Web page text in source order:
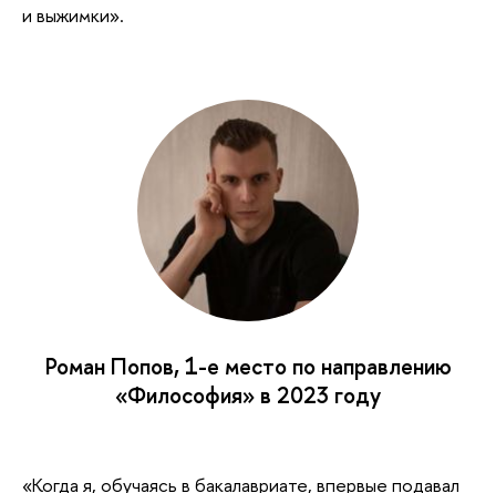
и выжимки».
Роман Попов, 1-е место по направлению
«Философия» в 2023 году
«Когда я, обучаясь в бакалавриате, впервые подавал